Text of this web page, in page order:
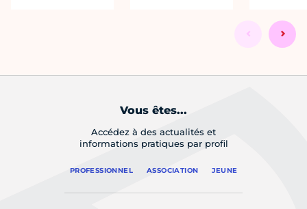
Vous êtes...
Accédez à des actualités et
informations pratiques par profil
PROFESSIONNEL ASSOCIATION JEUNE